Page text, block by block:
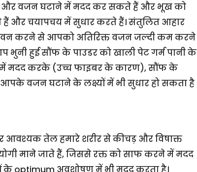
हैं और वजन घटाने में मदद कर सकते हैं और भूख को
और चयापचय में सुधार करते हैं। संतुलित आहार
करने से आपको अतिरिक्त वजन जल्दी कम करने
भुनी हुई सौंफ के पाउडर को खाली पेट गर्म पानी के
करके (उच्च फाइबर के कारण), सौंफ के
वजन घटाने के लक्ष्यों में भी सुधार हो सकता है
आवश्यक तेल हमारे शरीर से कीचड़ और विषाक्त
माने जाते हैं, जिससे रक्त को साफ करने में मदद
के optimum अवशोषण में भी मदद करता है।